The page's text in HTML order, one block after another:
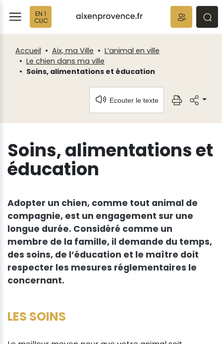
EN 1
CLIC
Accueil Aix, ma Ville
L’animal en ville
Le chien dans ma ville
Soins, alimentations et éducation
Ecouter le texte
Soins, alimentations et
éducation
Adopter un chien, comme tout animal de
compagnie, est un engagement sur une
longue durée. Considéré comme un
membre de la famille, il demande du temps,
des soins, de l’éducation et le maître doit
respecter les mesures réglementaires le
concernant.
LES SOINS
Fenêtre
de
chat
Panneau de gestion des cookies